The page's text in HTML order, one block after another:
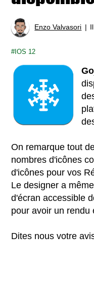
Enzo Valvasori
IOS 12
On remarque tout
nombres d'icônes
d'icônes pour vos
Le designer a
d'écran accessible
pour avoir un rendu
Dites nous votre